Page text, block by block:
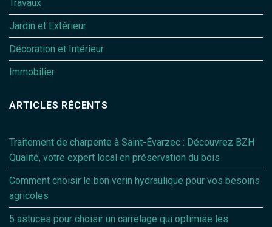
Travaux
Jardin et Extérieur
Décoration et Intérieur
Immobilier
ARTICLES RÉCENTS
Traitement de charpente à Saint-Évarzec : Découvrez BZH
Qualité, votre expert local en préservation du bois
Comment choisir le bon verin hydraulique pour vos besoins
agricoles
5 astuces pour choisir un carrelage qui optimise les